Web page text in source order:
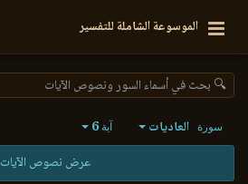
الموسوعة الشاملة للتفسير
🔍 بحث في أسماء السور ونصوص الآيات
سورة العاديات آية6
عرض نصوص الآيات